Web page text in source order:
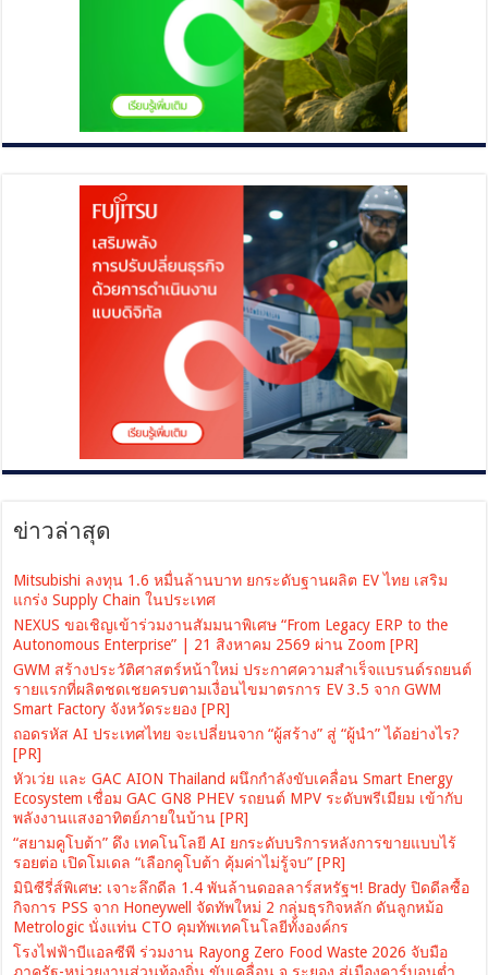
ข่าวล่าสุด
Mitsubishi ลงทุน 1.6 หมื่นล้านบาท ยกระดับฐานผลิต EV ไทย เสริม
แกร่ง Supply Chain ในประเทศ
NEXUS ขอเชิญเข้าร่วมงานสัมมนาพิเศษ “From Legacy ERP to the
Autonomous Enterprise” | 21 สิงหาคม 2569 ผ่าน Zoom [PR]
GWM สร้างประวัติศาสตร์หน้าใหม่ ประกาศความสำเร็จแบรนด์รถยนต์
รายแรกที่ผลิตชดเชยครบตามเงื่อนไขมาตรการ EV 3.5 จาก GWM
Smart Factory จังหวัดระยอง [PR]
ถอดรหัส AI ประเทศไทย จะเปลี่ยนจาก “ผู้สร้าง” สู่ “ผู้นำ” ได้อย่างไร?
[PR]
หัวเว่ย และ GAC AION Thailand ผนึกกำลังขับเคลื่อน Smart Energy
Ecosystem เชื่อม GAC GN8 PHEV รถยนต์ MPV ระดับพรีเมียม เข้ากับ
พลังงานแสงอาทิตย์ภายในบ้าน [PR]
“สยามคูโบต้า” ดึง เทคโนโลยี AI ยกระดับบริการหลังการขายแบบไร้
รอยต่อ เปิดโมเดล “เลือกคูโบต้า คุ้มค่าไม่รู้จบ” [PR]
มินิซีรี่ส์พิเศษ: เจาะลึกดีล 1.4 พันล้านดอลลาร์สหรัฐฯ! Brady ปิดดีลซื้อ
กิจการ PSS จาก Honeywell จัดทัพใหม่ 2 กลุ่มธุรกิจหลัก ดันลูกหม้อ
Metrologic นั่งแท่น CTO คุมทัพเทคโนโลยีทั้งองค์กร
โรงไฟฟ้าบีแอลซีพี ร่วมงาน Rayong Zero Food Waste 2026 จับมือ